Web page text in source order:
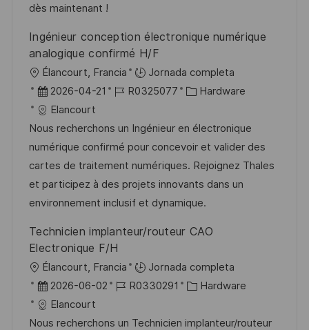
u
l
a
c
dès maintenant !
Ingénieur conception électronique numérique
analogique confirmé H/F
U
b
c
a
c
i
ó
Élancourt, Francia
Jornada completa
F
e
c
h
a
d
e
u
i
c
2026-04-21
I
d
e
e
m
p
e
R0325077
C
t
e
g
o
r
Hardware
Elancourt
Nous recherchons un Ingénieur en électronique
numérique confirmé pour concevoir et valider des
cartes de traitement numériques. Rejoignez Thales
et participez à des projets innovants dans un
environnement inclusif et dynamique.
Technicien implanteur/routeur CAO
Electronique F/H
U
b
c
Élancourt, Francia
Jornada completa
F
e
c
2026-06-02
I
d
R0330291
C
t
Hardware
Elancourt
Nous recherchons un Technicien implanteur/routeur